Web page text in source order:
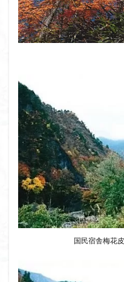
国民宿舎梅花
八風山
八海山
八十八か所巡り
八